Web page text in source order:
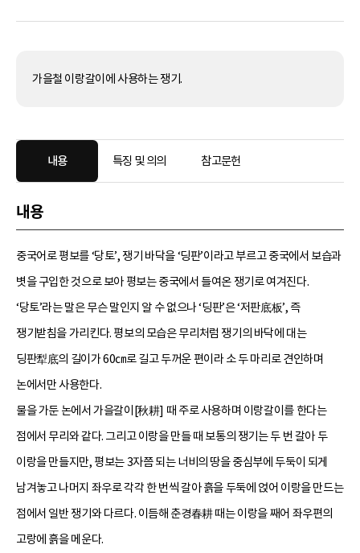
가을철 이랑갈이에 사용하는 쟁기.
내용 특징 및 의의 참고문헌
내용
중국어로 평보를 ‘당토’, 쟁기 바닥을 ‘딩판’이라고 부르고 중국에서 보습과
볏을 구입한 것으로 보아 평보는 중국에서 들여온 쟁기로 여겨진다.
‘당토’라는 말은 무슨 말인지 알 수 없으나 ‘딩판’은 ‘저판底板’, 즉
쟁기받침을 가리킨다. 평보의 모습은 무리처럼 쟁기의 바닥에 대는
딩판犁底의 길이가 60㎝로 길고 두꺼운 편이라 소 두 마리로 견인하며
논에서만 사용한다.
물을 가둔 논에서 가을갈이[秋耕] 때 주로 사용하며 이랑갈이를 한다는
점에서 무리와 같다. 그리고 이랑을 만들 때 보통의 쟁기는 두 번 갈아 두
이랑을 만들지만, 평보는 3자쯤 되는 너비의 땅을 중심부에 두둑이 되게
남겨놓고 나머지 좌우로 각각 한 번씩 갈아 흙을 두둑에 얹어 이랑을 만드는
점에서 일반 쟁기와 다르다. 이듬해 춘경春耕 때는 이랑을 째어 좌우편의
고랑에 흙을 메운다.